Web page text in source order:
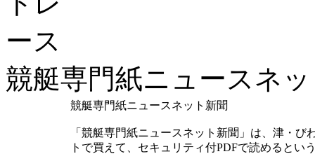
競艇専門紙ニュースネ
競艇専門紙ニュースネット新聞
「競艇専門紙ニュースネット新聞」は、津・
トで買えて、セキュリティ付PDFで読めると